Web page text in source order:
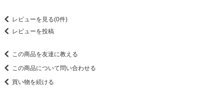
レビューを見る(0件)
レビューを投稿
この商品を友達に教える
この商品について問い合わせる
買い物を続ける